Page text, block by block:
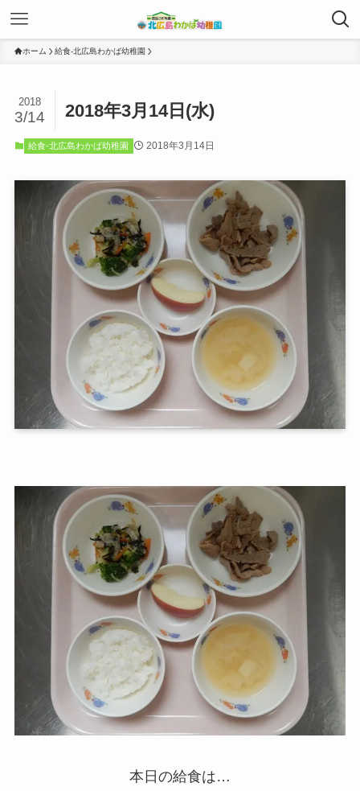
ホーム 給食-北広島わかば幼稚園
2018年3月14日(水)
2018
3/14
給食-北広島わかば幼稚園 2018年3月14日
本日の給食は…